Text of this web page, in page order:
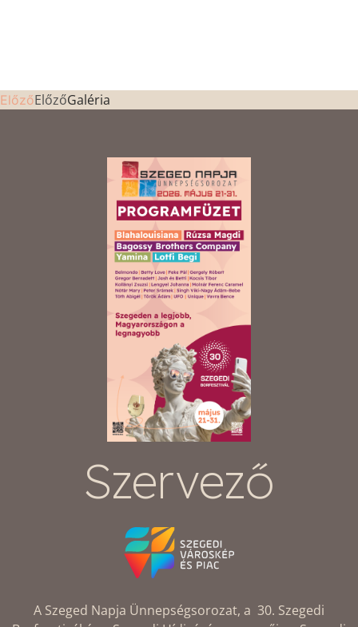
ElőzőElőzőGaléria
Szervező
A Szeged Napja Ünnepségsorozat, a 30. Szegedi